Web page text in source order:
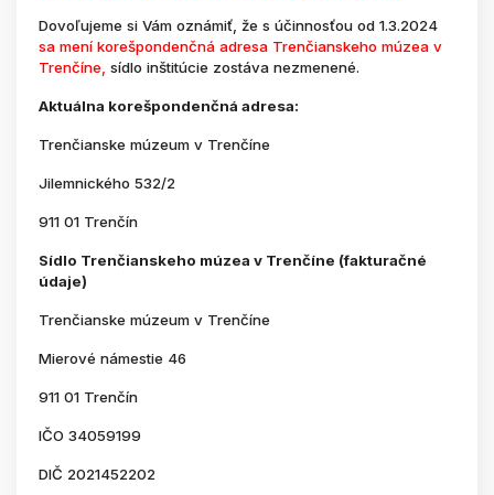
Dovoľujeme si Vám oznámiť, že s účinnosťou od 1.3.2024
sa mení korešpondenčná adresa Trenčianskeho múzea v
Trenčíne, sídlo inštitúcie zostáva nezmenené.
Aktuálna korešpondenčná adresa:
Trenčianske múzeum v Trenčíne
Jilemnického 532/2
911 01 Trenčín
Sídlo Trenčianskeho múzea v Trenčíne (fakturačné
údaje)
Trenčianske múzeum v Trenčíne
Mierové námestie 46
911 01 Trenčín
IČO 34059199
DIČ 2021452202